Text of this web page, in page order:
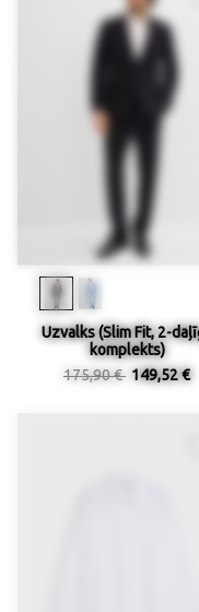
Uzvalks (Slim Fit, 2-
komplekts)
175,90 € 149,52 €